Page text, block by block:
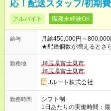
応！配送スタッフ/初期
アルバイト 職種未経験OK
給与
月給450,000円～800,000
★配達個数が増えるとさ
ど！ ・主要都市エリア 月収55万円／週5日稼働 月収65万~112
万円／週6日稼働 ・地方郊外エリア 月収40万円／週5日稼働 月
収40万円~50万円／週6日稼働 ＜モデルイメージ＞ ■
円 (27歳男性/江東区在住
(日休み) ■月収80万円(43歳男性/墨田区在住)※元営業 1日200個
勤務地
埼玉県富士見市
埼玉県富士見市
Jルート株式会社
勤務時間
シフト制
1日あたりの実働時間：